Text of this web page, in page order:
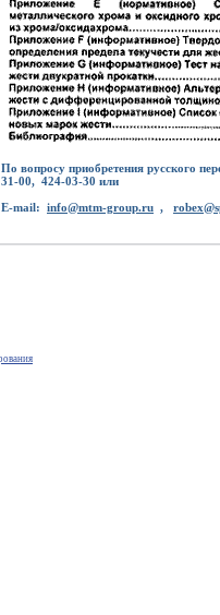
По вопросу приобретения русского
31-00, 424-03-30 или
E-mail: info@mtm-group.ru ,